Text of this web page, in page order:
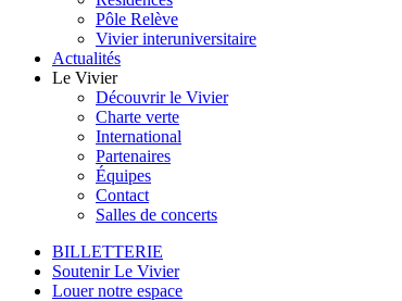
Pôle Relève
Vivier interuniversitaire
Actualités
Le Vivier
Découvrir le Vivier
Charte verte
International
Partenaires
Équipes
Contact
Salles de concerts
BILLETTERIE
Soutenir Le Vivier
Louer notre espace